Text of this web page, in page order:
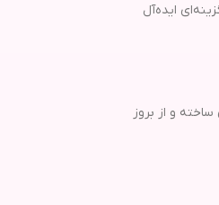
ایده‌آل
و از بروز